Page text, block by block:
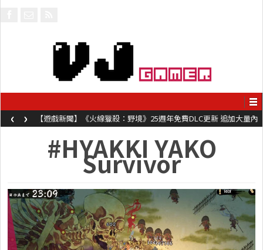
【遊戲新聞】《火線獵殺：野境》25週年免費DLC更新 追加大量內
容同時系舊作限時超平價折扣
‹ ›
#HYAKKI YAKO
Survivor